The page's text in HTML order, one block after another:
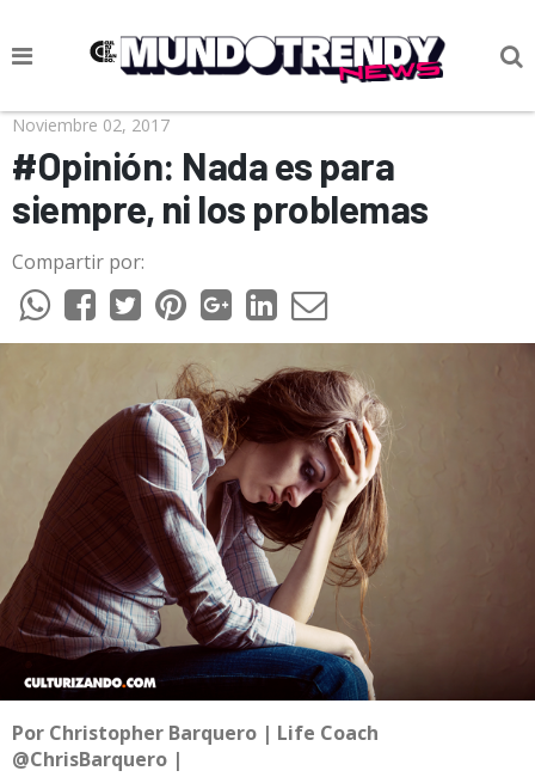
NOTICIAS
CULTURA POP
CIENCIA Y TECNOLOGÍA
VIDA
SOCIEDAD
CULTURIZANDO.COM
Noviembre 02, 2017
#Opinión: Nada es para
siempre, ni los problemas
Compartir por:
Por Christopher Barquero | Life Coach
@ChrisBarquero |